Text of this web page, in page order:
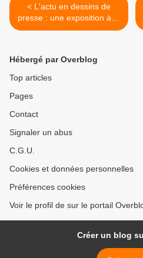
< L'actu en dessins de
presse : une exposition à la
fête de Lutte Ouvrière
Hébergé par Overblog
Top articles
Pages
Contact
Signaler un abus
C.G.U.
Cookies et données personnelles
Préférences cookies
Voir le profil de sur le portail
Créer un blog